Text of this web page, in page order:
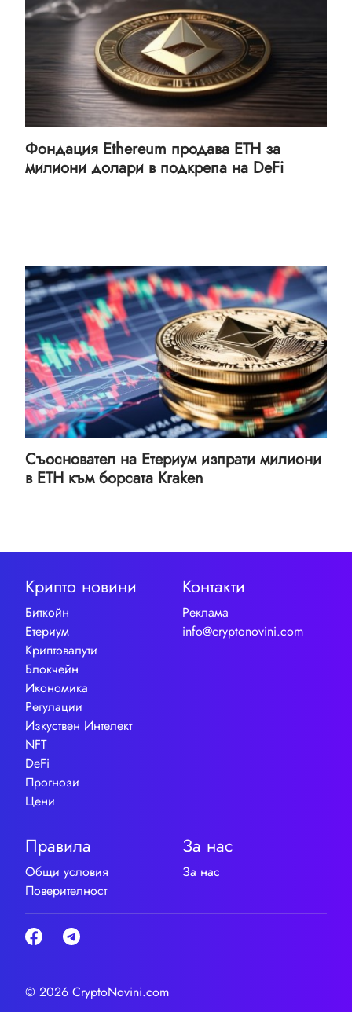
Фондация Ethereum продава ETH за
милиони долари в подкрепа на DeFi
Съосновател на Етериум изпрати милиони
в ETH към борсата Kraken
Крипто новини
Биткойн
Етериум
Криптовалути
Блокчейн
Икономика
Регулации
Изкуствен Интелект
NFT
DeFi
Прогнози
Цени
Контакти
Реклама
info@cryptonovini.com
Правила
Общи условия
Поверителност
За нас
За нас
© 2026 CryptoNovini.com